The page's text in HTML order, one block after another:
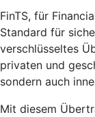
FinTS, für
Standard für
verschlüsseltes
privaten und
sondern auch
Mit diesem